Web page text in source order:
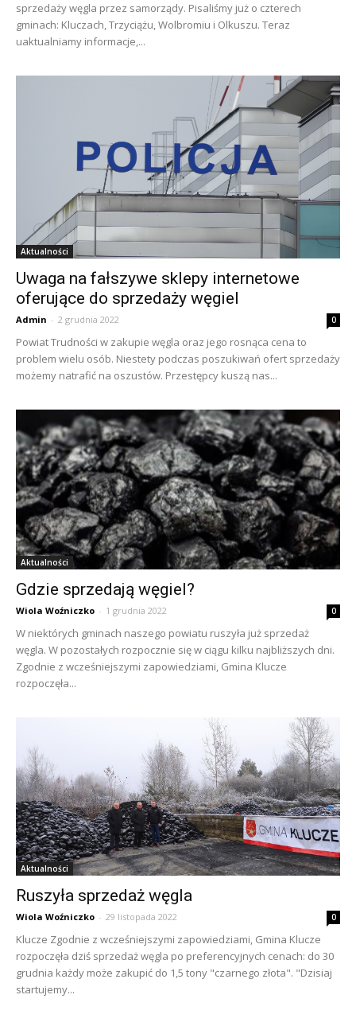
sprzedaży węgla przez samorządy. Pisaliśmy już o czterech
gminach: Kluczach, Trzyciążu, Wolbromiu i Olkuszu. Teraz
uaktualniamy informacje,...
Aktualności
Uwaga na fałszywe sklepy internetowe
oferujące do sprzedaży węgiel
Admin - 2 grudnia 2022 0
Powiat Trudności w zakupie węgla oraz jego rosnąca cena to
problem wielu osób. Niestety podczas poszukiwań ofert sprzedaży
możemy natrafić na oszustów. Przestępcy kuszą nas...
Aktualności
Gdzie sprzedają węgiel?
Wiola Woźniczko - 1 grudnia 2022 0
W niektórych gminach naszego powiatu ruszyła już sprzedaż
węgla. W pozostałych rozpocznie się w ciągu kilku najbliższych dni.
Zgodnie z wcześniejszymi zapowiedziami, Gmina Klucze
rozpoczęła...
Aktualności
Ruszyła sprzedaż węgla
Wiola Woźniczko - 29 listopada 2022 0
Klucze Zgodnie z wcześniejszymi zapowiedziami, Gmina Klucze
rozpoczęła dziś sprzedaż węgla po preferencyjnych cenach: do 30
grudnia każdy może zakupić do 1,5 tony "czarnego złota". "Dzisiaj
startujemy...